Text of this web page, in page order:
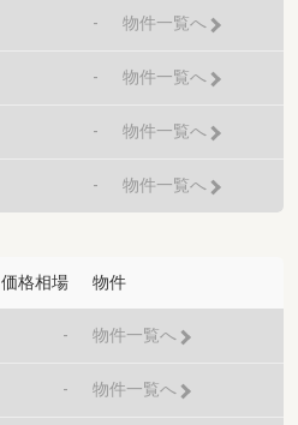
- 物件一覧へ
- 物件一覧へ
- 物件一覧へ
- 物件一覧へ
価格相場 物件
- 物件一覧へ
- 物件一覧へ